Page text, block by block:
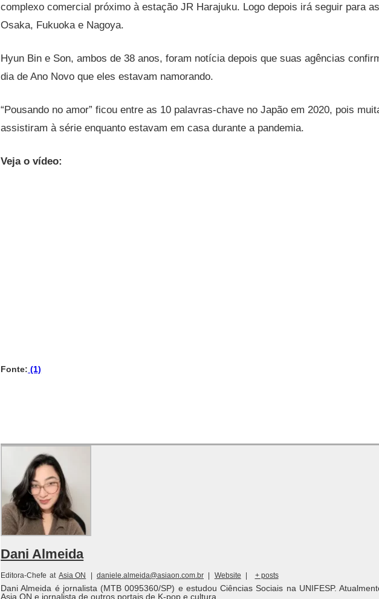
complexo comercial próximo à estação JR Harajuku. Logo depois irá seguir para
Osaka, Fukuoka e Nagoya.
Hyun Bin e Son, ambos de 38 anos, foram notícia depois que suas agências
dia de Ano Novo que eles estavam namorando.
“Pousando no amor” ficou entre as 10 palavras-chave no Japão em 2020, pois
assistiram à série enquanto estavam em casa durante a pandemia.
Veja o vídeo:
Fonte: (1)
Dani Almeida
Editora-Chefe at Asia ON | daniele.almeida@asiaon.com.br | Website | + posts
Dani Almeida é jornalista (MTB 0095360/SP) e estudou Ciências Sociais na UNIFESP.
Asia ON e jornalista de outros portais de K-pop e cultura.